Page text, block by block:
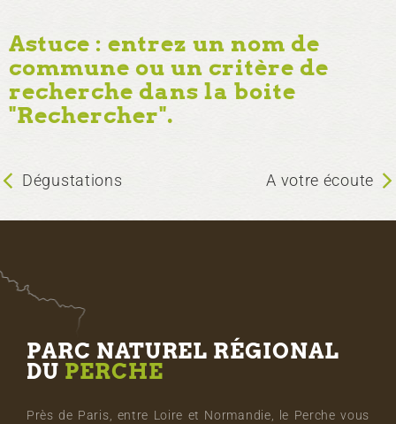
Astuce : entrez un nom de
commune ou un critère de
recherche dans la boite
"Rechercher".
Dégustations A votre écoute
PARC NATUREL RÉGIONAL
DU PERCHE
Près de Paris, entre Loire et Normandie, le Perche vous